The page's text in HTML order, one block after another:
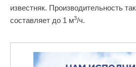
известняк. Производительность
составляет до 1 м3/ч.